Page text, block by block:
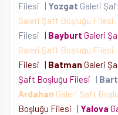
Filesi
| Yozgat Galeri
Galeri Şaft Boşluğu Filesi
Filesi | Bayburt Galeri
Galeri Şaft Boşluğu Filesi
Filesi | Batman Galeri
Şaft Boşluğu Filesi
|
Ardahan Galeri Şaft
Boşluğu Filesi | Yalova